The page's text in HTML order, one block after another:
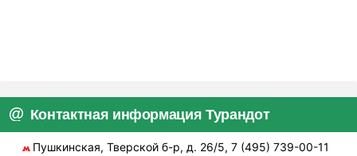
Контактная информация Турандот
Пушкинская, Тверской б-р, д. 26/5, 7 (495) 739-00-11